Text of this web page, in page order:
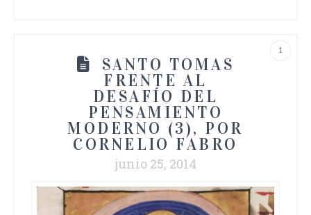
1
SANTO TOMAS
FRENTE AL
DESAFÍO DEL
PENSAMIENTO
MODERNO (3), POR
CORNELIO FABRO
junio 25, 2014